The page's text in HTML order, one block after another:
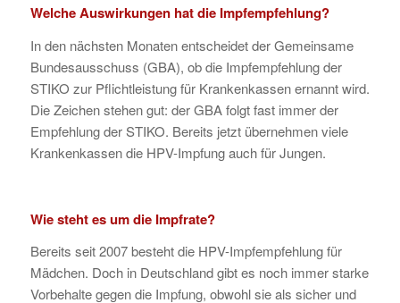
Welche Auswirkungen hat die Impfempfehlung?
In den nächsten Monaten entscheidet der Gemeinsame
Bundesausschuss (GBA), ob die Impfempfehlung der
STIKO zur Pflichtleistung für Krankenkassen ernannt wird.
Die Zeichen stehen gut: der GBA folgt fast immer der
Empfehlung der STIKO. Bereits jetzt übernehmen viele
Krankenkassen die HPV-Impfung auch für Jungen.
Wie steht es um die Impfrate?
Bereits seit 2007 besteht die HPV-Impfempfehlung für
Mädchen. Doch in Deutschland gibt es noch immer starke
Vorbehalte gegen die Impfung, obwohl sie als sicher und